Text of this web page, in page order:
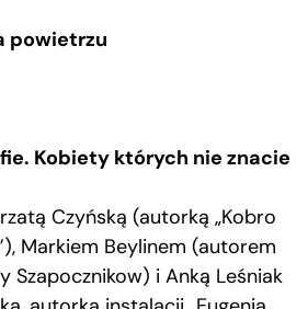
powietrzu
Kobiety których nie znacie
Czyńską (autorką „Kobro
Markiem Beylinem (autorem
Szapocznikow) i Anką Leśniak